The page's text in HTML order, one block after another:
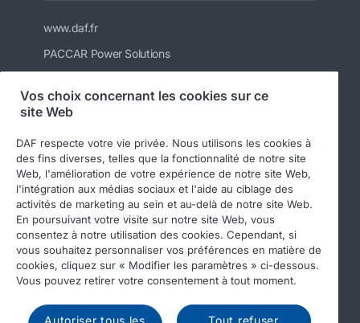
www.daf.fr
PACCAR Power Solutions
Véhicules d'occasion DAF
Boutique en ligne de pièces DAF
© 2026 DAF Legal notice
Privacy statement
General conditions
DAF and cookies
Vos choix concernant les cookies sur ce
site Web
DAF respecte votre vie privée. Nous utilisons les cookies à
des fins diverses, telles que la fonctionnalité de notre site
Web, l'amélioration de votre expérience de notre site Web,
l'intégration aux médias sociaux et l'aide au ciblage des
activités de marketing au sein et au-delà de notre site Web.
En poursuivant votre visite sur notre site Web, vous
consentez à notre utilisation des cookies. Cependant, si
vous souhaitez personnaliser vos préférences en matière de
cookies, cliquez sur « Modifier les paramètres » ci-dessous.
Vous pouvez retirer votre consentement à tout moment.
Autoriser tous les Tout refuser